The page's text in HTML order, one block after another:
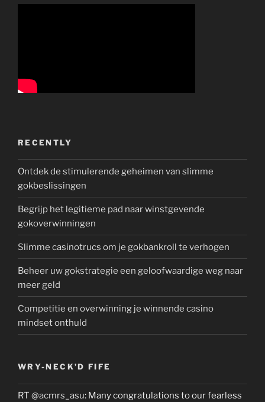
RECENTLY
Ontdek de stimulerende geheimen van slimme
gokbeslissingen
Begrijp het legitieme pad naar winstgevende
gokoverwinningen
Slimme casinotrucs om je gokbankroll te verhogen
Beheer uw gokstrategie een geloofwaardige weg naar
meer geld
Competitie en overwinning je winnende casino
mindset onthuld
WRY-NECK’D FIFE
RT @acmrs_asu: Many congratulations to our fearless